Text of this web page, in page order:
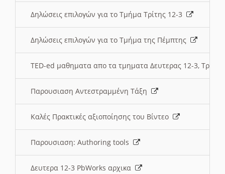
Δηλώσεις επιλογών για το Τμήμα Τρίτης 12-3
Δηλώσεις επιλογών για το Τμήμα της Πέμπτης
TED-ed μαθηματα απο τα τμηματα Δευτερας 12-3,
Παρουσιαση Αντεστραμμένη Τάξη
Καλές Πρακτικές αξιοποίησης του Βίντεο
Παρουσιαση: Authoring tools
Δευτερα 12-3 PbWorks αρχικα